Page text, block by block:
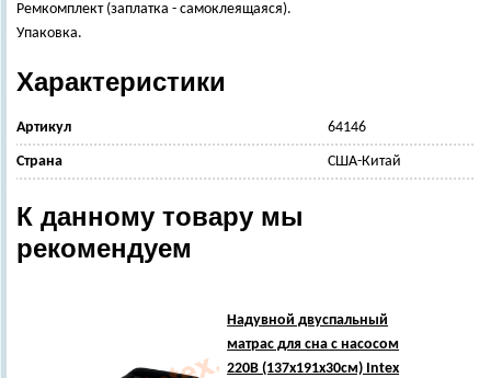
Ремкомплект (заплатка - самоклеящаяся).
Упаковка.
Характеристики
Артикул 64146
Страна США-Китай
К данному товару мы
рекомендуем
Надувной двуспальный
матрас для сна с насосом
220В (137х191х30см) Intex